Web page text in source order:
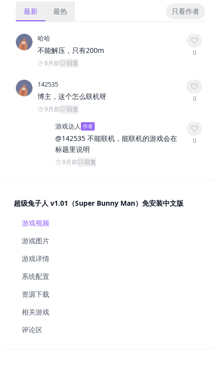
最新 最热 只看作者
哈哈
不能解压，只有200m
8月前 回复
0
142535
博主，这个怎么联机呀
9月前 回复
0
游戏达人 作者
@142535 不能联机，能联机的游戏会在
标题里说明
9月前 回复
0
超级兔子人 v1.01（Super Bunny Man）免安装中文版
游戏视频
游戏图片
游戏详情
系统配置
资源下载
相关游戏
评论区